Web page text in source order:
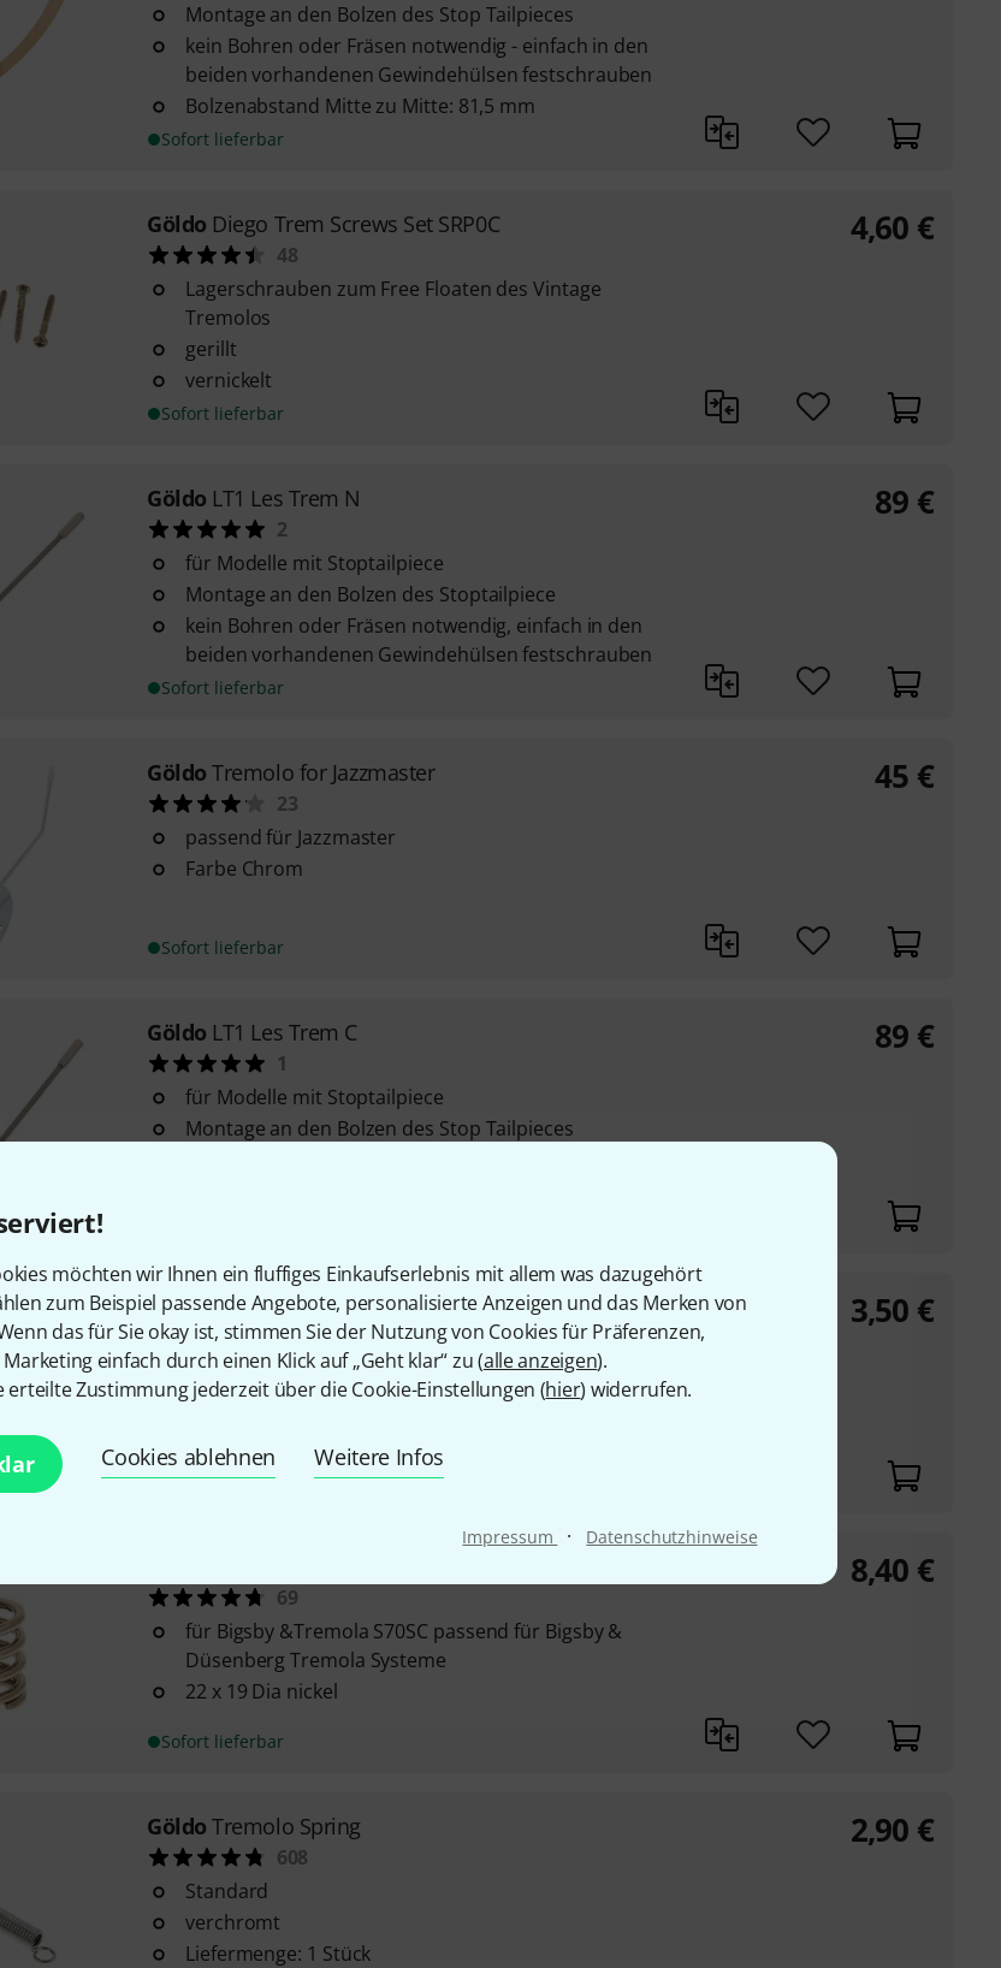
möchten wir Ihnen ein fluffiges Einkaufserlebnis mit allem was dazugehört
zum Beispiel passende Angebote, personalisierte Anzeigen und das Merken von
das für Sie okay ist, stimmen Sie der Nutzung von Cookies für Präferenzen,
einfach durch einen Klick auf „Geht klar“ zu (alle anzeigen).
erteilte Zustimmung jederzeit über die Cookie-Einstellungen (hier) widerrufen.
Cookies ablehnen Weitere Infos
Impressum · Datenschutzhinweise
Montage an den Bolzen des Stop Tailpieces
kein Bohren oder Fräsen notwendig - einfach in den
beiden vorhandenen Gewindehülsen festschrauben
Bolzenabstand Mitte zu Mitte: 81,5 mm
Sofort lieferbar
Göldo Diego Trem Screws Set SRP0C
48
Lagerschrauben zum Free Floaten des Vintage
Tremolos
gerillt
vernickelt
Sofort lieferbar
4,60 €
Göldo LT1 Les Trem N
2
für Modelle mit Stoptailpiece
Montage an den Bolzen des Stoptailpiece
kein Bohren oder Fräsen notwendig, einfach in den
beiden vorhandenen Gewindehülsen festschrauben
Sofort lieferbar
89 €
Göldo Tremolo for Jazzmaster
23
passend für Jazzmaster
Farbe Chrom
Sofort lieferbar
45 €
Göldo LT1 Les Trem C
1
für Modelle mit Stoptailpiece
Montage an den Bolzen des Stop Tailpieces
89 €
GöldoTremolo Spring Extra Hard
385
extrahart
z.B. für 7-saitige Gitarren, Droppings etc.
Sofort lieferbar
3,50 €
69
für Bigsby &Tremola S70SC passend für Bigsby &
Düsenberg Tremola Systeme
22 x 19 Dia nickel
Sofort lieferbar
8,40 €
Göldo Tremolo Spring
608
Standard
verchromt
Liefermenge: 1 Stück
2,90 €